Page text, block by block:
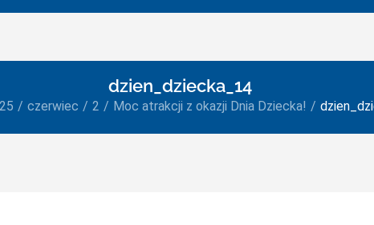
dzien_dziecka_14
czerwiec 2 Moc atrakcji z okazji Dnia Dziecka!